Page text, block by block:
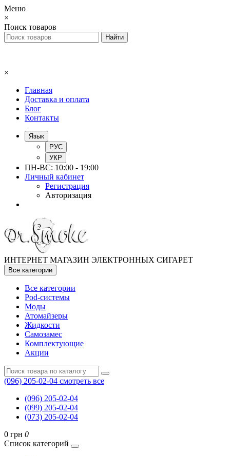
Меню
×
Поиск товаров
×
Главная
Доставка и оплата
Блог
Контакты
Язык
РУС
УКР
ПН-ВС: 10:00 - 19:00
Личный кабинет
Регистрация
Авторизация
ИНТЕРНЕТ МАГАЗИН ЭЛЕКТРОННЫХ СИГАРЕТ
Все категории
Все категории
Pod-системы
Моды
Атомайзеры
Жидкости
Самозамес
Комплектующие
Акции
(096) 205-02-04 смотреть все
(096) 205-02-04
(099) 205-02-04
(073) 205-02-04
0 грн 0
Список категорий